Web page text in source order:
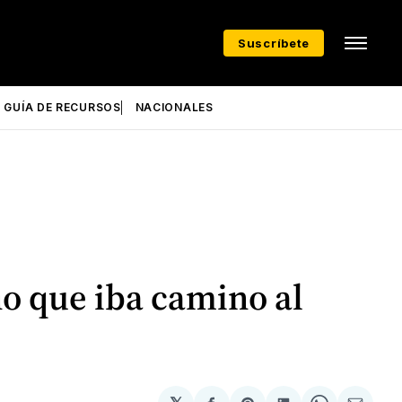
Suscríbete
GUÍA DE RECURSOS NACIONALES
que iba camino al